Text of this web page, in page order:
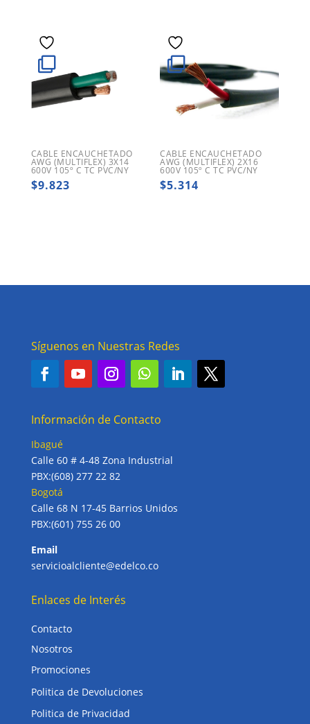
CABLE ENCAUCHETADO
AWG (MULTIFLEX) 3X14
600V 105º C TC PVC/NY
$9.823
CABLE ENCAUCHETADO
AWG (MULTIFLEX) 2X16
600V 105º C TC PVC/NY
$5.314
Síguenos en Nuestras Redes
Información de Contacto
Ibagué
Calle 60 # 4-48 Zona Industrial
PBX:(608) 277 22 82
Bogotá
Calle 68 N 17-45 Barrios Unidos
PBX:(601) 755 26 00
Email
servicioalcliente@edelco.co
Enlaces de Interés
Contacto
Nosotros
Promociones
Politica de Devoluciones
Politica de Privacidad